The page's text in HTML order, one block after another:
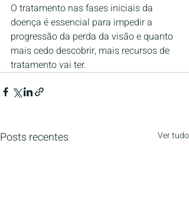
O tratamento nas fases iniciais da
doença é essencial para impedir a
progressão da perda da visão e quanto
mais cedo descobrir, mais recursos de
tratamento vai ter.
Posts recentes Ver tudo